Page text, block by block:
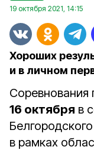
19 октября 2021, 14:15
Хороших
и в личном
Соревнования
16 октября в
в рамках